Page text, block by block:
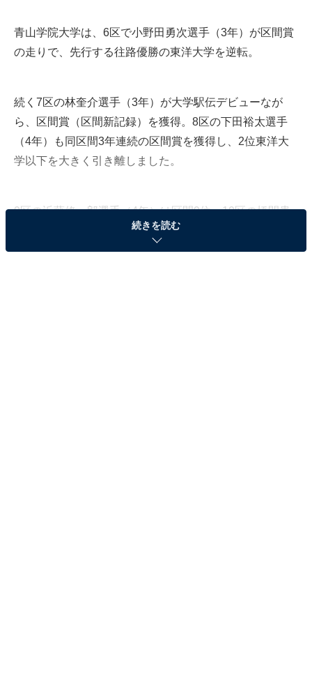
青山学院大学は、6区で小野田勇次選手（3年）が区間賞
の走りで、先行する往路優勝の東洋大学を逆転。
続く7区の林奎介選手（3年）が大学駅伝デビューなが
ら、区間賞（区間新記録）を獲得。8区の下田裕太選手
（4年）も同区間3年連続の区間賞を獲得し、2位東洋大
学以下を大きく引き離しました。
9区の近藤修一郎選手（4年）は区間9位、10区の橋間貴
弥選手（3年）は区間2位で走り、優勝のゴールテープを
切りました。
続きを読む